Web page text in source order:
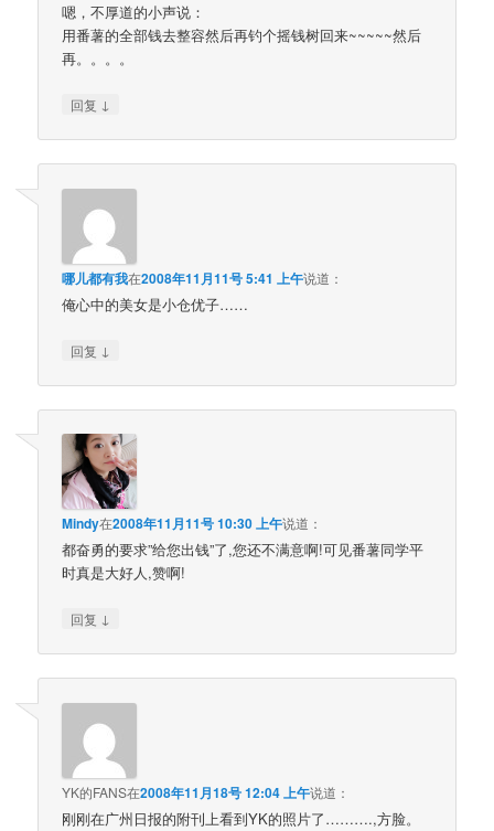
嗯，不厚道的小声说：
用番薯的全部钱去整容然后再钓个摇钱树回来~~~~~然后
再。。。。
回复 ↓
哪儿都有我在2008年11月11号 5:41 上午说道：
俺心中的美女是小仓优子……
回复 ↓
Mindy在2008年11月11号 10:30 上午说道：
都奋勇的要求”给您出钱”了,您还不满意啊!可见番薯同学平
时真是大好人,赞啊!
回复 ↓
YK的FANS在2008年11月18号 12:04 上午说道：
刚刚在广州日报的附刊上看到YK的照片了……….,方脸。